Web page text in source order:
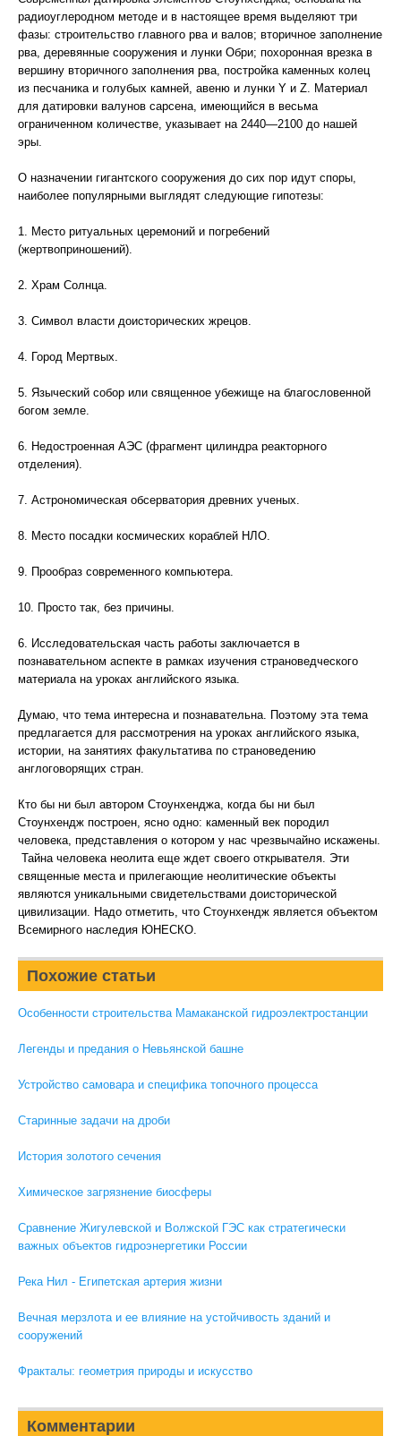
радиоуглеродном методе и в настоящее время выделяют три
фазы: строительство главного рва и валов; вторичное заполнение
рва, деревянные сооружения и лунки Обри; похоронная врезка в
вершину вторичного заполнения рва, постройка каменных колец
из песчаника и голубых камней, авеню и лунки Y и Z. Материал
для датировки валунов сарсена, имеющийся в весьма
ограниченном количестве, указывает на 2440—2100 до нашей
эры.
О назначении гигантского сооружения до сих пор идут споры,
наиболее популярными выглядят следующие гипотезы:
1. Место ритуальных церемоний и погребений
(жертвоприношений).
2. Храм Солнца.
3. Символ власти доисторических жрецов.
4. Город Мертвых.
5. Языческий собор или священное убежище на благословенной
богом земле.
6. Недостроенная АЭС (фрагмент цилиндра реакторного
отделения).
7. Астрономическая обсерватория древних ученых.
8. Место посадки космических кораблей НЛО.
9. Прообраз современного компьютера.
10. Просто так, без причины.
6. Исследовательская часть работы заключается в
познавательном аспекте в рамках изучения страноведческого
материала на уроках английского языка.
Думаю, что тема интересна и познавательна. Поэтому эта тема
предлагается для рассмотрения на уроках английского языка,
истории, на занятиях факультатива по страноведению
англоговорящих стран.
Кто бы ни был автором Стоунхенджа, когда бы ни был
Стоунхендж построен, ясно одно: каменный век породил
человека, представления о котором у нас чрезвычайно искажены.
Тайна человека неолита еще ждет своего открывателя. Эти
священные места и прилегающие неолитические объекты
являются уникальными свидетельствами доисторической
цивилизации. Надо отметить, что Стоунхендж является объектом
Всемирного наследия ЮНЕСКО.
Похожие статьи
Особенности строительства Мамаканской гидроэлектростанции
Легенды и предания о Невьянской башне
Устройство самовара и специфика топочного процесса
Старинные задачи на дроби
История золотого сечения
Химическое загрязнение биосферы
Сравнение Жигулевской и Волжской ГЭС как стратегически
важных объектов гидроэнергетики России
Река Нил - Египетская артерия жизни
Вечная мерзлота и ее влияние на устойчивость зданий и
сооружений
Фракталы: геометрия природы и искусство
Комментарии